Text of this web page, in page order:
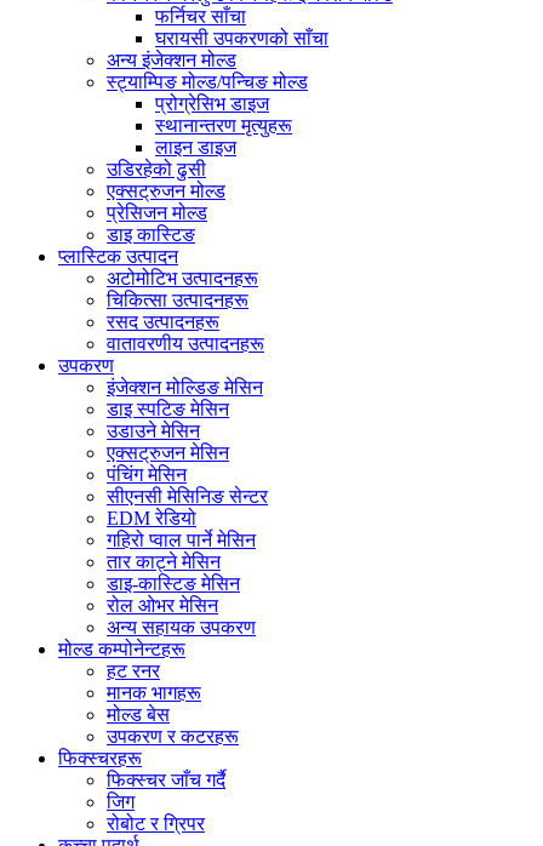
फर्निचर साँचा
घरायसी उपकरणको साँचा
अन्य इंजेक्शन मोल्ड
स्ट्याम्पिङ मोल्ड/पन्चिङ मोल्ड
प्रोग्रेसिभ डाइज
स्थानान्तरण मृत्युहरू
लाइन डाइज
उडिरहेको ढुसी
एक्सट्रुजन मोल्ड
प्रेसिजन मोल्ड
डाइ कास्टिङ
प्लास्टिक उत्पादन
अटोमोटिभ उत्पादनहरू
चिकित्सा उत्पादनहरू
रसद उत्पादनहरू
वातावरणीय उत्पादनहरू
उपकरण
इंजेक्शन मोल्डिङ मेसिन
डाइ स्पटिङ मेसिन
उडाउने मेसिन
एक्सट्रुजन मेसिन
पंचिंग मेसिन
सीएनसी मेसिनिङ सेन्टर
EDM रेडियो
गहिरो प्वाल पार्ने मेसिन
तार काट्ने मेसिन
डाइ-कास्टिङ मेसिन
रोल ओभर मेसिन
अन्य सहायक उपकरण
मोल्ड कम्पोनेन्टहरू
हट रनर
मानक भागहरू
मोल्ड बेस
उपकरण र कटरहरू
फिक्स्चरहरू
फिक्स्चर जाँच गर्दै
जिग
रोबोट र ग्रिपर